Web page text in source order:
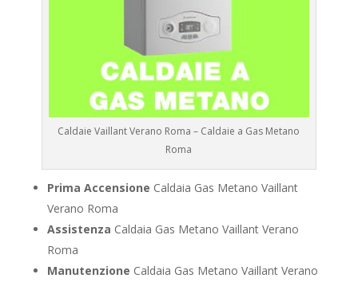
Caldaie Vaillant Verano Roma – Caldaie a Gas Metano
Roma
Prima Accensione Caldaia Gas Metano Vaillant
Verano Roma
Assistenza Caldaia Gas Metano Vaillant Verano
Roma
Manutenzione Caldaia Gas Metano Vaillant Verano